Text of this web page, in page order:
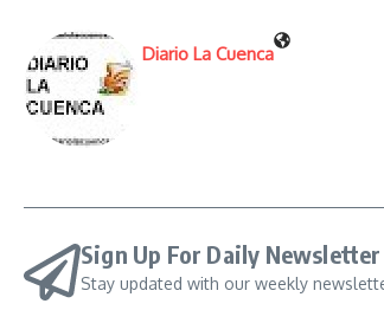
Diario La Cuenca
Sign Up For Daily Newsletter
Stay updated with our weekly